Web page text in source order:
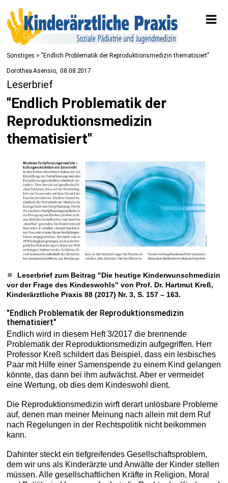
Sonstiges > "Endlich Problematik der Reproduktionsmedizin thematisiert"
Dorothea Asensio 08.08.2017
Leserbrief
"Endlich Problematik der
Reproduktionsmedizin
thematisiert"
Leserbrief zum Beitrag "Die heutige Kinderwunschmedizin
vor der Frage des Kindeswohls" von Prof. Dr. Hartmut Kreß,
Kinderärztliche Praxis 88 (2017) Nr. 3, S. 157 – 163.
"Endlich Problematik der Reproduktionsmedizin
thematisiert"
Endlich wird in diesem Heft 3/2017 die brennende
Problematik der Reproduktionsmedizin aufgegriffen. Herr
Professor Kreß schildert das Beispiel, dass ein lesbisches
Paar mit Hilfe einer Samenspende zu einem Kind gelangen
könnte, das dann bei ihm aufwächst. Aber er vermeidet
eine Wertung, ob dies dem Kindeswohl dient.
Die Reproduktionsmedizin wirft derart unlösbare Probleme
auf, denen man meiner Meinung nach allein mit dem Ruf
nach Regelungen in der Rechtspolitik nicht beikommen
kann.
Dahinter steckt ein tiefgreifendes Gesellschaftsproblem,
dem wir uns als Kinderärzte und Anwälte der Kinder stellen
müssen. Alle gesellschaftlichen Kräfte in Religion, Moral